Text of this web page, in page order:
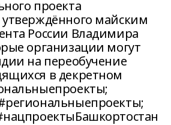
проекта
майским
России Владимира
организации могут
на переобучение
в декретном